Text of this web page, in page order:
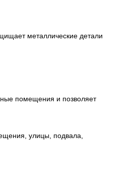
металлические детали
помещения и позволяет
улицы, подвала,